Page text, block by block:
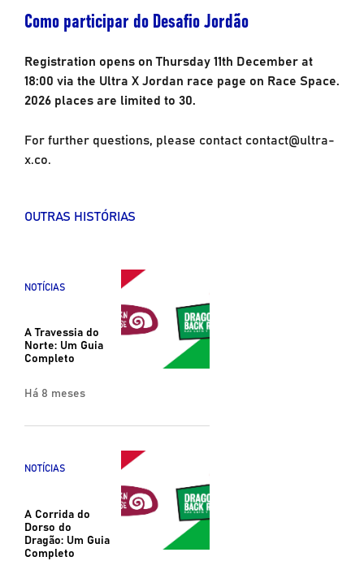
Como participar do Desafio Jordão
Registration opens on Thursday 11th December at
18:00 via the Ultra X Jordan race page on Race Space.
2026 places are limited to 30.
For further questions, please contact contact@ultra-
x.co.
OUTRAS HISTÓRIAS
NOTÍCIAS
A Travessia do
Norte: Um Guia
Completo
Há 8 meses
NOTÍCIAS
A Corrida do
Dorso do
Dragão: Um Guia
Completo